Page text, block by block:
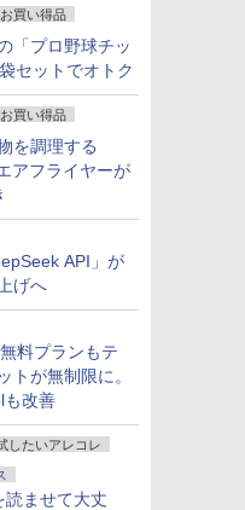
買い得品
「プロ野球チッ
セットでオトク
買い得品
を調理する
アフライヤーが
API」が
げへ
料プランもテ
トが無制限に。
も改善
したいアレコレ
読ませて大丈